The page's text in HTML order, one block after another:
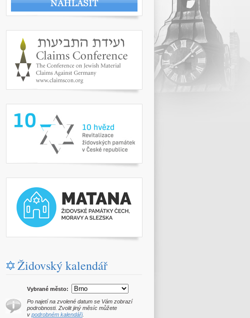
Židovský kalendář
Vybrané město:
Po najetí na zvolené datum se Vám zobrazí
podrobnosti. Zvolit jiný měsíc můžete
v podrobném kalendáři.